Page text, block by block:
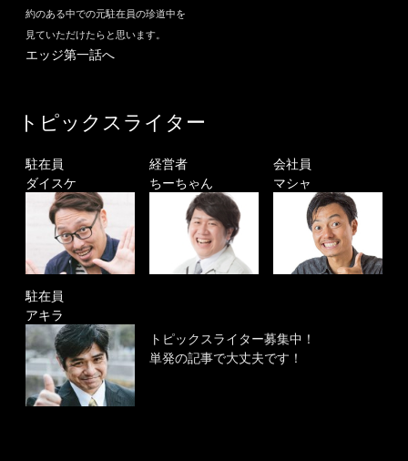
約のある中での元駐在員の珍道中を
見ていただけたらと思います。
エッジ第一話へ
トピックスライター
駐在員
ダイスケ
経営者
ちーちゃん
会社員
マシャ
駐在員
アキラ
トピックスライター募集中！
単発の記事で大丈夫です！